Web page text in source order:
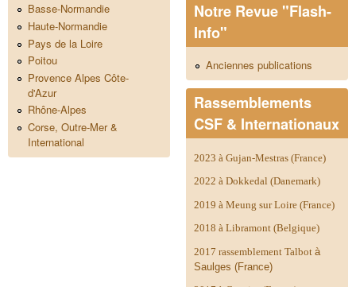
Basse-Normandie
Haute-Normandie
Pays de la Loire
Poitou
Provence Alpes Côte-
d'Azur
Rhône-Alpes
Corse, Outre-Mer &
International
Notre Revue "Flash-
Info"
Anciennes publications
Rassemblements
CSF & Internationaux
2023 à Gujan-Mestras (France)
2022 à Dokkedal (Danemark)
2019 à Meung sur Loire (France)
2018 à Libramont (Belgique)
2017 rassemblement Talbot à
Saulges (France)